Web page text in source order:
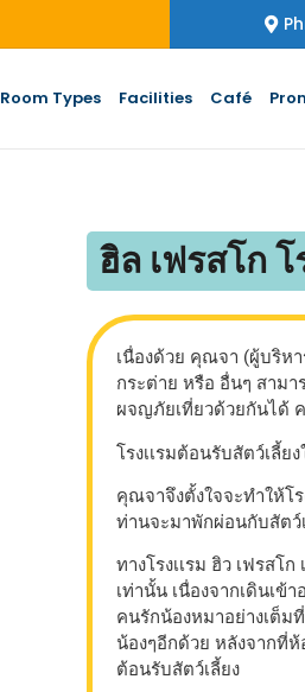
Room Types Facilities Café
ฮิล เฟรสโก
เนื่องด้วย คุณจา (ผู้บริหา
กระต่าย หรือ อื่นๆ สามา
ผจญภัยเที่ยวด้วยกันได้
โรงเเรมต้อนรับสัตว์เลี้ย
คุณจาจึงตั้งใจจะทำให้โ
ท่านจะมาพักผ่อนกับสัตว์
ทางโรงเเรม ฮิว เฟรสโ
เท่านั้น เนื่องจากเดินเข้
คนรักน้องหมาอย่างเต็ม
น้องๆอีกด้วย หลังจากที่ห้
ต้อนรับสัตว์เลี้ยง